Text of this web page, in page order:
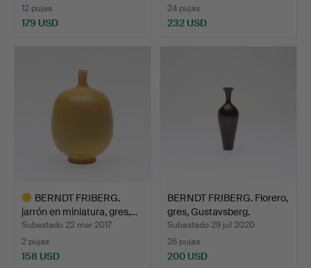
12 pujas
179 USD
24 pujas
232 USD
BERNDT FRIBERG.
jarrón en miniatura, gres,…
Subastado 22 mar 2017
2 pujas
158 USD
BERNDT FRIBERG. Florero,
gres, Gustavsberg.
Subastado 29 jul 2020
26 pujas
200 USD